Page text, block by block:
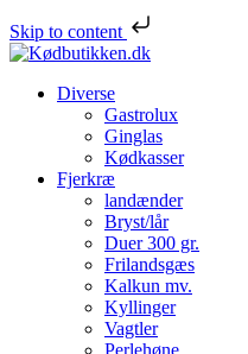
Skip to content
Diverse
Gastrolux
Ginglas
Kødkasser
Fjerkræ
landænder
Bryst/lår
Duer 300 gr.
Frilandsgæs
Kalkun mv.
Kyllinger
Vagtler
Perlehøne